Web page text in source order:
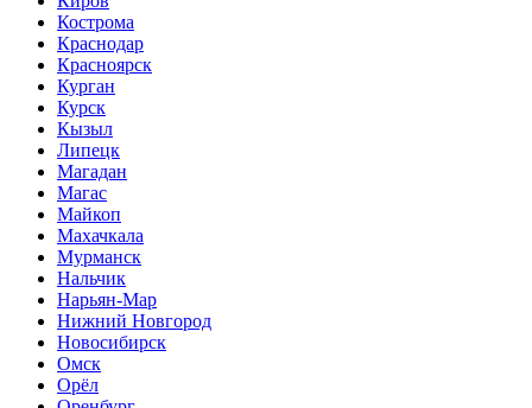
Кострома
Краснодар
Красноярск
Курган
Курск
Кызыл
Липецк
Магадан
Магас
Майкоп
Махачкала
Мурманск
Нальчик
Нарьян-Мар
Нижний Новгород
Новосибирск
Омск
Орёл